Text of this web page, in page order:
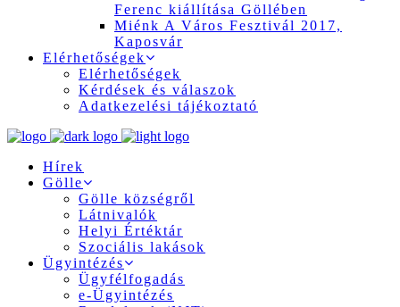
Ferenc kiállítása Göllében
Miénk A Város Fesztivál 2017,
Kaposvár
Elérhetőségek
Elérhetőségek
Kérdések és válaszok
Adatkezelési tájékoztató
Hírek
Gölle
Gölle községről
Látnivalók
Helyi Értéktár
Szociális lakások
Ügyintézés
Ügyfélfogadás
e-Ügyintézés